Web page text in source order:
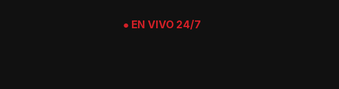
● EN VIVO 24/7